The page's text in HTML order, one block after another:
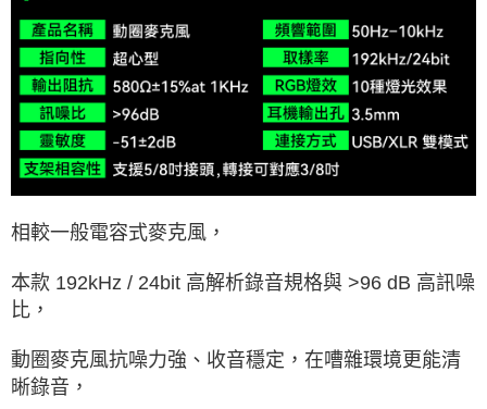
相較一般電容式麥克風，
本款 192kHz / 24bit 高解析錄音規格與 >96 dB 高訊噪
比，
動圈麥克風抗噪力強、收音穩定，在嘈雜環境更能清
晰錄音，